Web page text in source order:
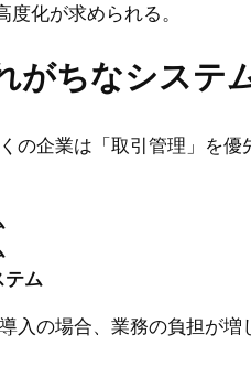
度化が求められる。
ちなシステ
の企業は「取引管理」を
テム
入の場合、業務の負担が増